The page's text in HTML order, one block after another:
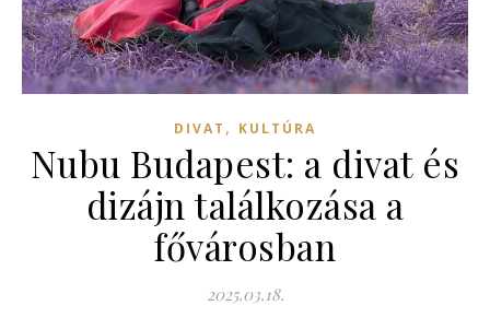
DIVAT , KULTÚRA
Nubu Budapest: a divat és
dizájn találkozása a
fővárosban
2025.03.18.